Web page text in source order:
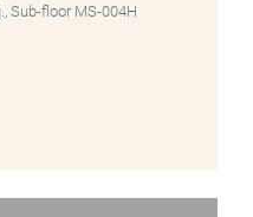
Sub-floor MS-004H